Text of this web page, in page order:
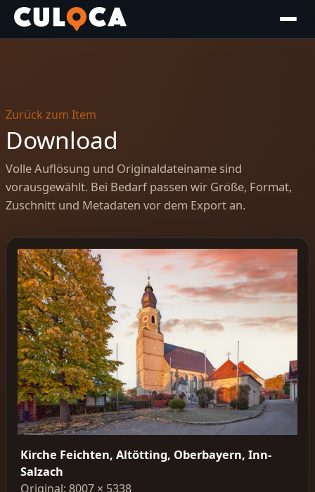
Zurück zum Item
Download
Volle Auflösung und Originaldateiname sind
vorausgewählt. Bei Bedarf passen wir Größe, Format,
Zuschnitt und Metadaten vor dem Export an.
Kirche Feichten, Altötting, Oberbayern, Inn-
Salzach
Original: 8007 × 5338